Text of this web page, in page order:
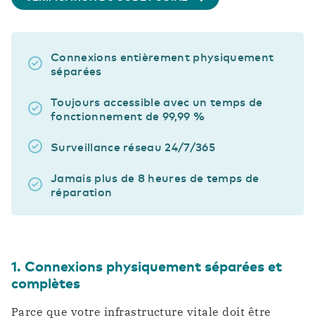
Connexions entièrement physiquement
séparées
Toujours accessible avec un temps de
fonctionnement de 99,99 %
Surveillance réseau 24/7/365
Jamais plus de 8 heures de temps de
réparation
1. Connexions physiquement séparées et
complètes
Parce que votre infrastructure vitale doit être